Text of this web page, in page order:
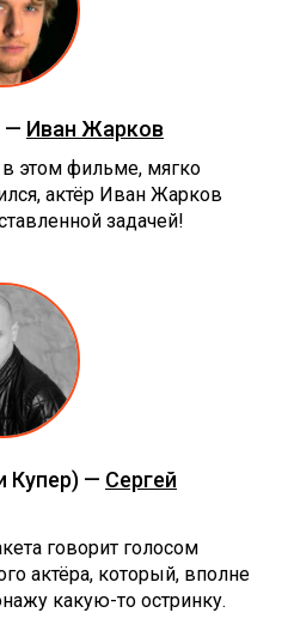
— Иван Жарков
в этом фильме, мягко
актёр Иван Жарков
задачей!
Купер) — Сергей
говорит голосом
актёра, который, вполне
какую-то остринку.